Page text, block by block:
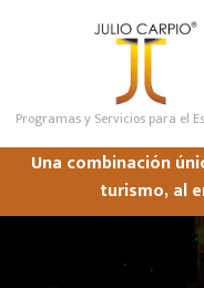
Programas y Servicios para el
Una combinación
turismo, al